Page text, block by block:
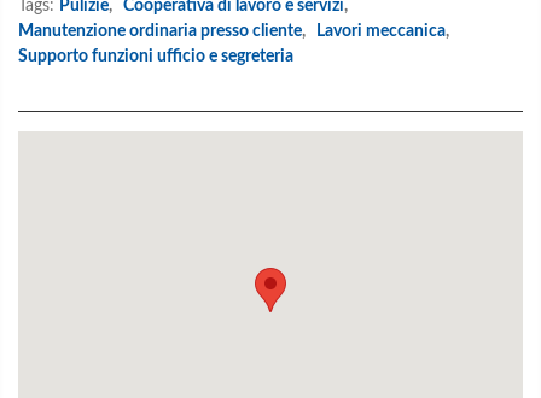
Tags: Pulizie, Cooperativa di lavoro e servizi,
Manutenzione ordinaria presso cliente, Lavori meccanica,
Supporto funzioni ufficio e segreteria